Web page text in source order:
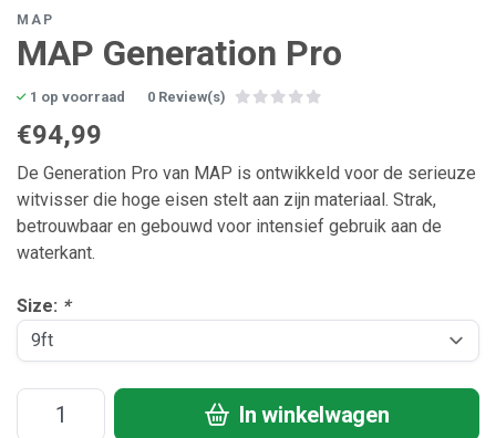
MAP
MAP Generation Pro
1 op voorraad 0 Review(s)
€94,99
De Generation Pro van MAP is ontwikkeld voor de serieuze
witvisser die hoge eisen stelt aan zijn materiaal. Strak,
betrouwbaar en gebouwd voor intensief gebruik aan de
waterkant.
Size: *
In winkelwagen